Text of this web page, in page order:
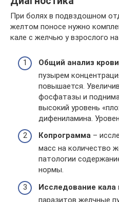
При болях в подвздошном
желтом поносе нужно
кале с желчью у взрослого
Общий анализ
пузырем
повышается.
фосфатазы и
высокий уровень
дифениламина.
Копрограмма –
масс на количество
патологии
нормы.
Исследование кала
паразитов желчные